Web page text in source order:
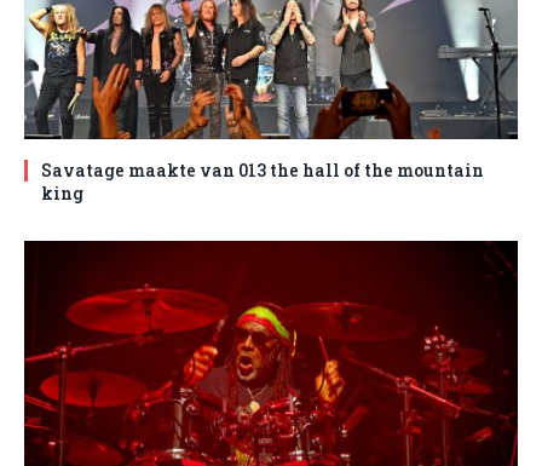
Savatage maakte van 013 the hall of the mountain
king